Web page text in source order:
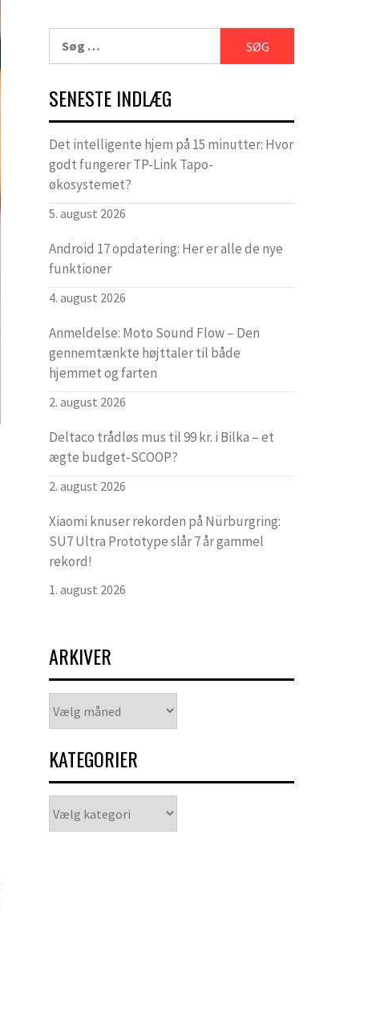
efter:
SENESTE INDLÆG
Det intelligente hjem på 15 minutter: Hvor
godt fungerer TP-Link Tapo-
økosystemet?
5. august 2026
Android 17 opdatering: Her er alle de nye
funktioner
4. august 2026
Anmeldelse: Moto Sound Flow – Den
gennemtænkte højttaler til både
hjemmet og farten
2. august 2026
Deltaco trådløs mus til 99 kr. i Bilka – et
ægte budget-SCOOP?
2. august 2026
Xiaomi knuser rekorden på Nürburgring:
SU7 Ultra Prototype slår 7 år gammel
rekord!
1. august 2026
ARKIVER
KATEGORIER